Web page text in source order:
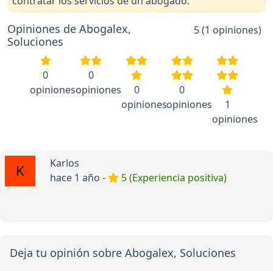
Opiniones de Abogalex,
Soluciones
5 (1 opiniones)
0
opiniones
0
opiniones
0
opiniones
0
opiniones
1
opiniones
Karlos
hace 1 año -
5 (Experiencia positiva)
Deja tu opinión sobre Abogalex, Soluciones